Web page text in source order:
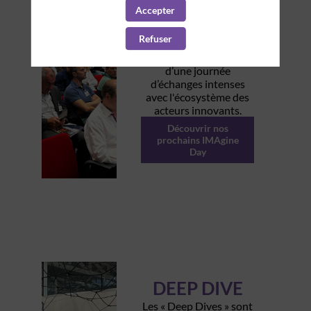
les illustre par de
nombreux uses cases
d'usages métiers
présentés par les
d’une journée
d’échanges intenses
avec l'écosystème des
acteurs innovants.
Découvrir nos
prochains IMAgine
Day
DEEP DIVE
Les « Deep Dives » sont
Accepter
Refuser